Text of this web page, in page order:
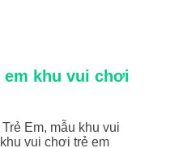
khu vui chơi